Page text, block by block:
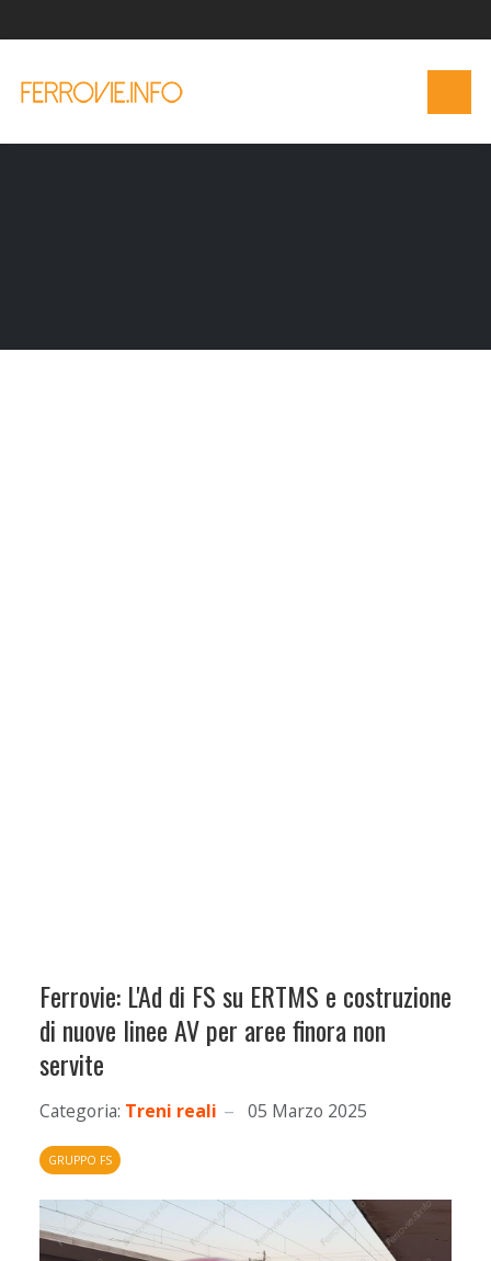
Ferrovie: L'Ad di FS su ERTMS e costruzione
di nuove linee AV per aree finora non
servite
Categoria: Treni reali 05 Marzo 2025
GRUPPO FS